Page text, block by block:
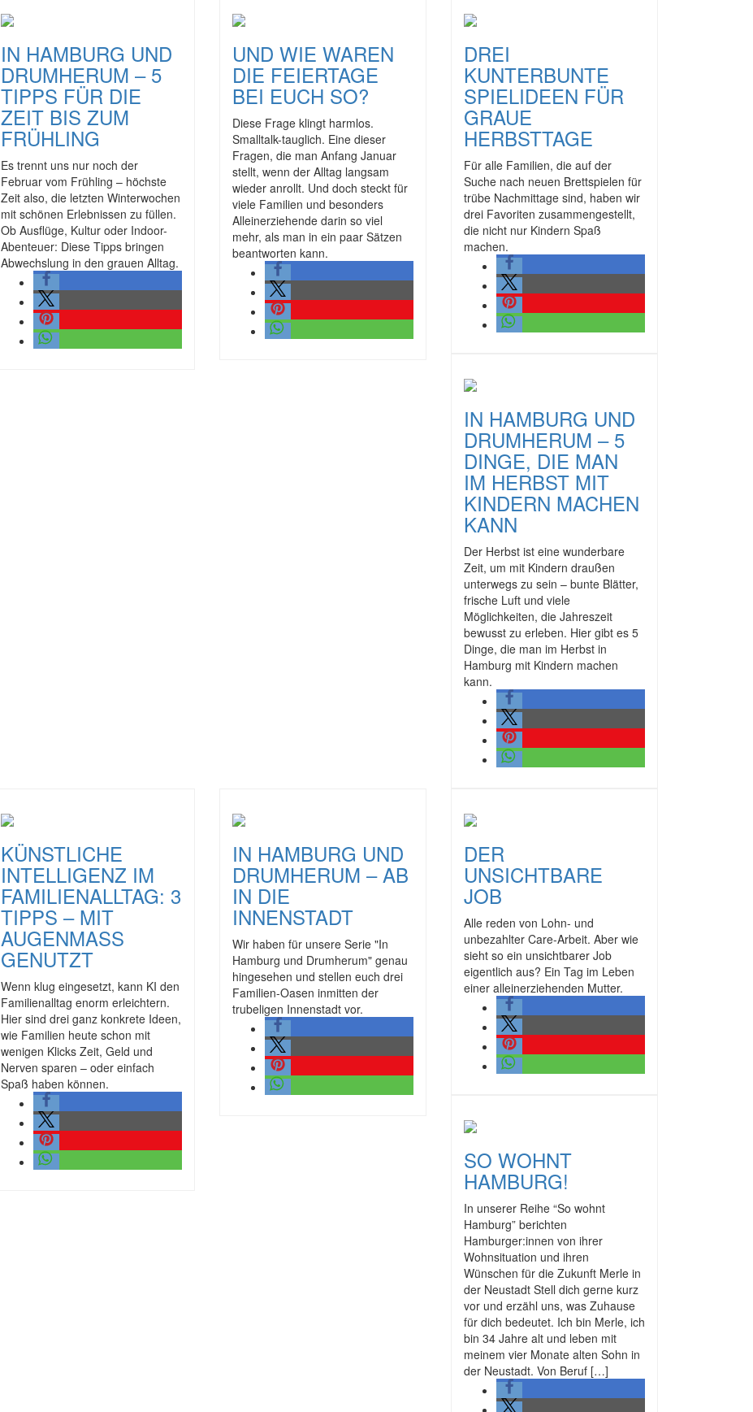
IN HAMBURG UND
DRUMHERUM – 5
TIPPS FÜR DIE
ZEIT BIS ZUM
FRÜHLING
Es trennt uns nur noch der
Februar vom Frühling – höchste
Zeit also, die letzten Winterwochen
mit schönen Erlebnissen zu füllen.
Ob Ausflüge, Kultur oder Indoor-
Abenteuer: Diese Tipps bringen
Abwechslung in den grauen Alltag.
UND WIE WAREN
DIE FEIERTAGE
BEI EUCH SO?
Diese Frage klingt harmlos.
Smalltalk-tauglich. Eine dieser
Fragen, die man Anfang Januar
stellt, wenn der Alltag langsam
wieder anrollt. Und doch steckt für
viele Familien und besonders
Alleinerziehende darin so viel
mehr, als man in ein paar Sätzen
beantworten kann.
DREI
KUNTERBUNTE
SPIELIDEEN FÜR
GRAUE
HERBSTTAGE
Für alle Familien, die auf der
Suche nach neuen Brettspielen für
trübe Nachmittage sind, haben wir
drei Favoriten zusammengestellt,
die nicht nur Kindern Spaß
machen.
IN HAMBURG UND
DRUMHERUM – 5
DINGE, DIE MAN
IM HERBST MIT
KINDERN MACHEN
KANN
Der Herbst ist eine wunderbare
Zeit, um mit Kindern draußen
unterwegs zu sein – bunte Blätter,
frische Luft und viele
Möglichkeiten, die Jahreszeit
bewusst zu erleben. Hier gibt es 5
Dinge, die man im Herbst in
Hamburg mit Kindern machen
kann.
KÜNSTLICHE
INTELLIGENZ IM
FAMILIENALLTAG: 3
TIPPS – MIT
AUGENMASS G
ENUTZT
Wenn klug eingesetzt, kann KI den
Familienalltag enorm erleichtern.
Hier sind drei ganz konkrete Ideen,
wie Familien heute schon mit
wenigen Klicks Zeit, Geld und
Nerven sparen – oder einfach
Spaß haben können.
IN HAMBURG UND
DRUMHERUM – AB
IN DIE
INNENSTADT
Wir haben für unsere Serie "In
Hamburg und Drumherum" genau
hingesehen und stellen euch drei
Familien-Oasen inmitten der
trubeligen Innenstadt vor.
DER
UNSICHTBARE
JOB
Alle reden von Lohn- und
unbezahlter Care-Arbeit. Aber wie
sieht so ein unsichtbarer Job
eigentlich aus? Ein Tag im Leben
einer alleinerziehenden Mutter.
SO WOHNT
HAMBURG!
In unserer Reihe “So wohnt
Hamburg” berichten
Hamburger:innen von ihrer
Wohnsituation und ihren
Wünschen für die Zukunft Merle in
der Neustadt Stell dich gerne kurz
vor und erzähl uns, was Zuhause
für dich bedeutet. Ich bin Merle, ich
bin 34 Jahre alt und leben mit
meinem vier Monate alten Sohn in
der Neustadt. Von Beruf […]